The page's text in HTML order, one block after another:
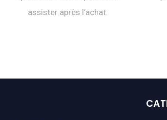
assister après l’achat.